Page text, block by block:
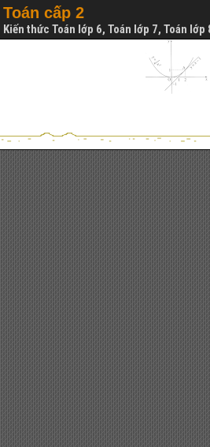
Toán cấp 2
Kiến thức Toán lớp 6, Toán lớp 7, Toán lớp